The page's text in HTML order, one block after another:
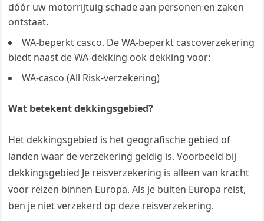
dóór uw motorrijtuig schade aan personen en zaken
ontstaat.
WA-beperkt casco. De WA-beperkt cascoverzekering
biedt naast de WA-dekking ook dekking voor:
WA-casco (All Risk-verzekering)
Wat betekent dekkingsgebied?
Het dekkingsgebied is het geografische gebied of
landen waar de verzekering geldig is. Voorbeeld bij
dekkingsgebied Je reisverzekering is alleen van kracht
voor reizen binnen Europa. Als je buiten Europa reist,
ben je niet verzekerd op deze reisverzekering.